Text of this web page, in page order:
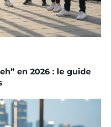
en 2026 : le guide